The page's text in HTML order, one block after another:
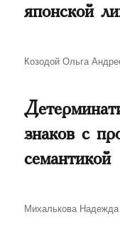
японской
Автор
Козодой Ольга
знаков с
семантикой
Автор
Михалькова